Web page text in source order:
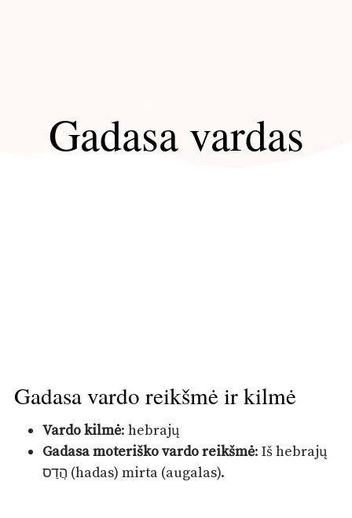
Gadasa vardas
Gadasa vardo reikšmė ir kilmė
Vardo kilmė: hebrajų
Gadasa moteriško vardo reikšmė: Iš hebrajų
הֲדַס (hadas) mirta (augalas).